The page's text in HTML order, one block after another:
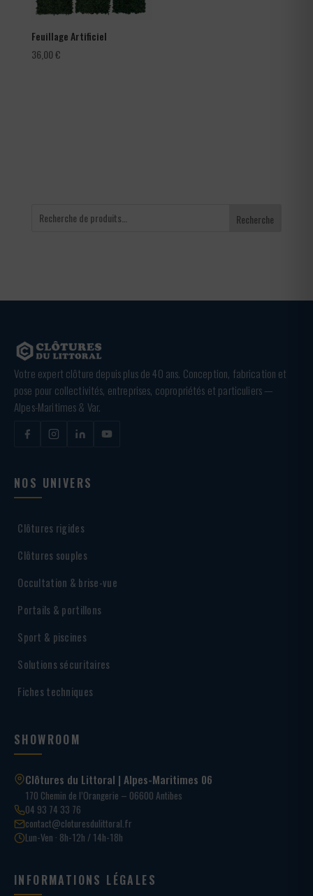
Feuillage Artificiel
36,00€
Recherche
Votre expert clôture depuis plus de 40 ans. Conception, fabrication et
pose pour collectivités, entreprises, copropriétés et particuliers —
Alpes-Maritimes & Var.
NOS UNIVERS
Clôtures rigides
Clôtures souples
Occultation & brise-vue
Portails & portillons
Sport & piscines
Solutions sécuritaires
Fiches techniques
SHOWROOM
Clôtures du Littoral | Alpes-Maritimes 06
170 Chemin de l’Orangerie – 06600 Antibes
04 93 74 33 76
contact@cloturesdulittoral.fr
Lun-Ven · 8h-12h / 14h-18h
INFORMATIONS LÉGALES